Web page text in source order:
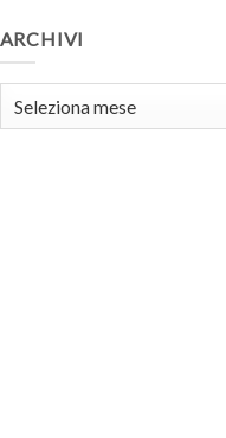
ARCHIVI
Archivi